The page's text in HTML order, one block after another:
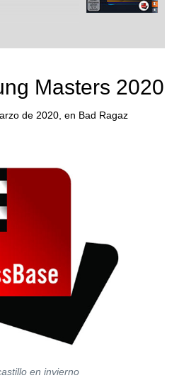
Masters 2020
de 2020, en Bad Ragaz
en invierno